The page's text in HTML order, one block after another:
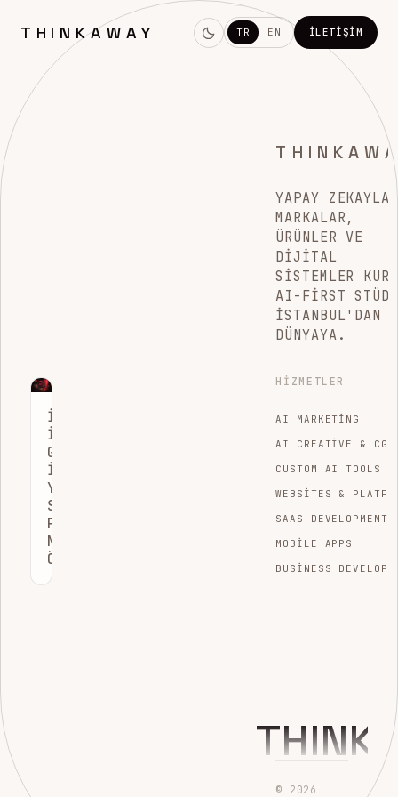
THINKAWAY TR EN İLETIŞIM
İŞLETMELER
İÇIN
GERÇEKTEN
İŞE
YARAYAN
SEO
PERFORMANSI
NASIL
ÖLÇÜLÜR?
YAPAY ZEKAYLA
MARKALAR,
ÜRÜNLER VE
DIJITAL
SISTEMLER
AI-FIRST
İSTANBUL'DAN
DÜNYAYA.
HIZMETLER
AI MARKETING
AI CREATIVE & CGI
CUSTOM AI TOOLS
WEBSITES &
SAAS DEVELOPMENT
MOBILE APPS
BUSINESS
© 2026